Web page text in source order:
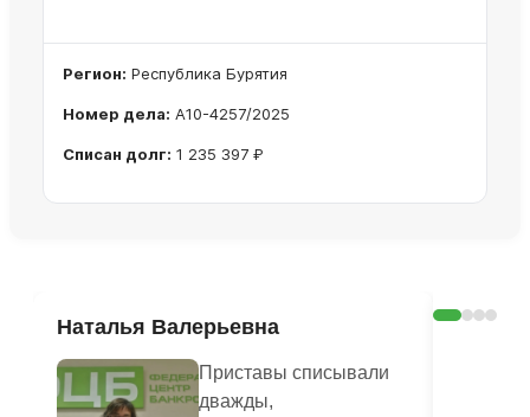
Регион: Республика Бурятия
Номер дела: А10-4257/2025
Списан долг: 1 235 397 ₽
Наталья Валерьевна
Приставы списывали
дважды,